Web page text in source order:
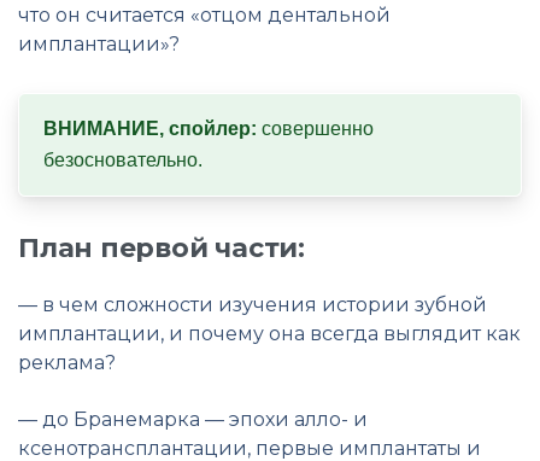
что он считается «отцом дентальной
имплантации»?
ВНИМАНИЕ, спойлер: совершенно
безосновательно.
План первой части:
— в чем сложности изучения истории зубной
имплантации, и почему она всегда выглядит как
реклама?
— до Бранемарка — эпохи алло- и
ксенотрансплантации, первые имплантаты и